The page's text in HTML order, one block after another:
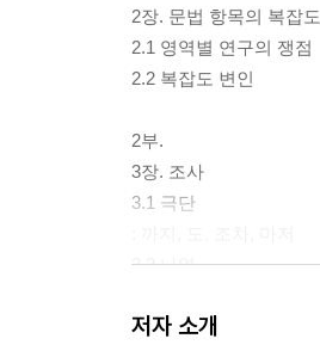
2장. 문법 항목의 복잡도
2.1 영역별 연구의 쟁점
2.2 복잡도 변인
2부.
3장. 조사
3.1 극단
3.2 나열
3.3 목적지
저자 소개